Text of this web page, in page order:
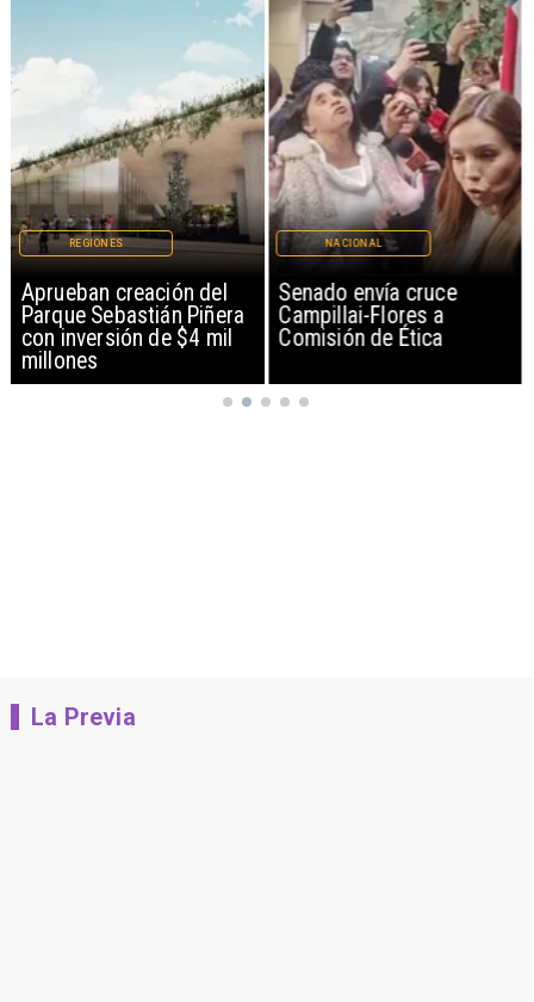
Aprueban creación del
Parque Sebastián Piñera
con inversión de $4 mil
millones
REGIONES
Senado envía cruce
Campillai-Flores a
Comisión de Ética
NACIONAL
La Previa